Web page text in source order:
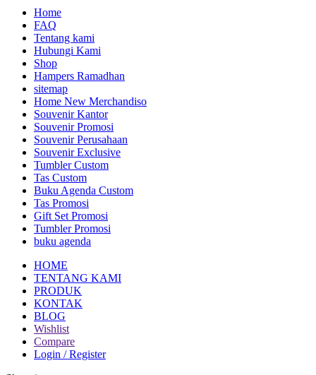
Home
FAQ
Tentang kami
Hubungi Kami
Shop
Hampers Ramadhan
sitemap
Home New Merchandiso
Souvenir Kantor
Souvenir Promosi
Souvenir Perusahaan
Souvenir Exclusive
Tumbler Custom
Tas Custom
Buku Agenda Custom
Tas Promosi
Gift Set Promosi
Tumbler Promosi
buku agenda
HOME
TENTANG KAMI
PRODUK
KONTAK
BLOG
Wishlist
Compare
Login / Register